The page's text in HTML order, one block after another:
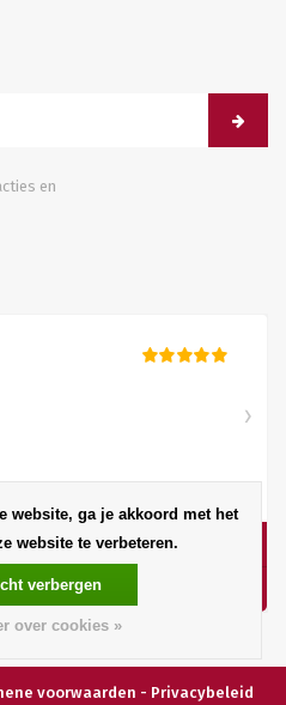
en
voorwaarden - Privacybeleid
website, ga je akkoord met het
website te verbeteren.
verbergen
over cookies »